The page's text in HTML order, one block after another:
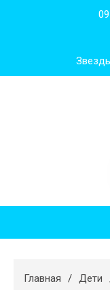
Худеем
Главная Дети